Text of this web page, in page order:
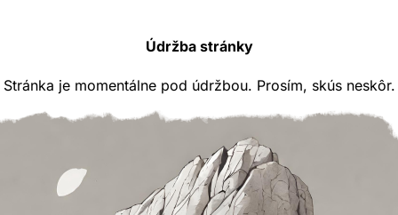
Údržba stránky
Stránka je momentálne pod údržbou. Prosím, skús neskôr.